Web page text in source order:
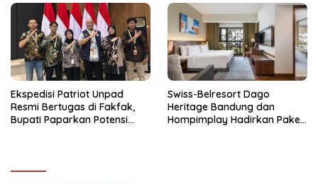
Ekspedisi Patriot Unpad
Resmi Bertugas di Fakfak,
Bupati Paparkan Potensi
Swiss-Belresort Dago
Heritage Bandung dan
Hompimplay Hadirkan Paket